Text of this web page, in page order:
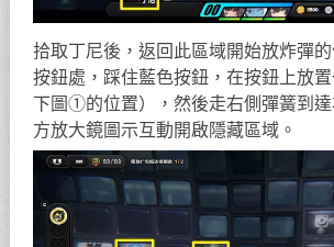
拾取丁尼後，返回此區域開始放炸彈
按鈕處，踩住藍色按鈕，在按鈕上放
下圖①的位置），然後走右側彈簧到
方放大鏡圖示互動開啟隱藏區域。